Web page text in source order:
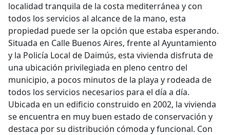
localidad tranquila de la costa mediterránea y con
todos los servicios al alcance de la mano, esta
propiedad puede ser la opción que estaba esperando.
Situada en Calle Buenos Aires, frente al Ayuntamiento
y la Policía Local de Daimús, esta vivienda disfruta de
una ubicación privilegiada en pleno centro del
municipio, a pocos minutos de la playa y rodeada de
todos los servicios necesarios para el día a día.
Ubicada en un edificio construido en 2002, la vivienda
se encuentra en muy buen estado de conservación y
destaca por su distribución cómoda y funcional. Con